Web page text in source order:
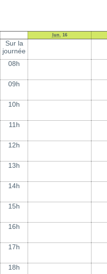
lun. 16
Sur la
journée
08h
09h
10h
11h
12h
13h
14h
15h
16h
17h
18h